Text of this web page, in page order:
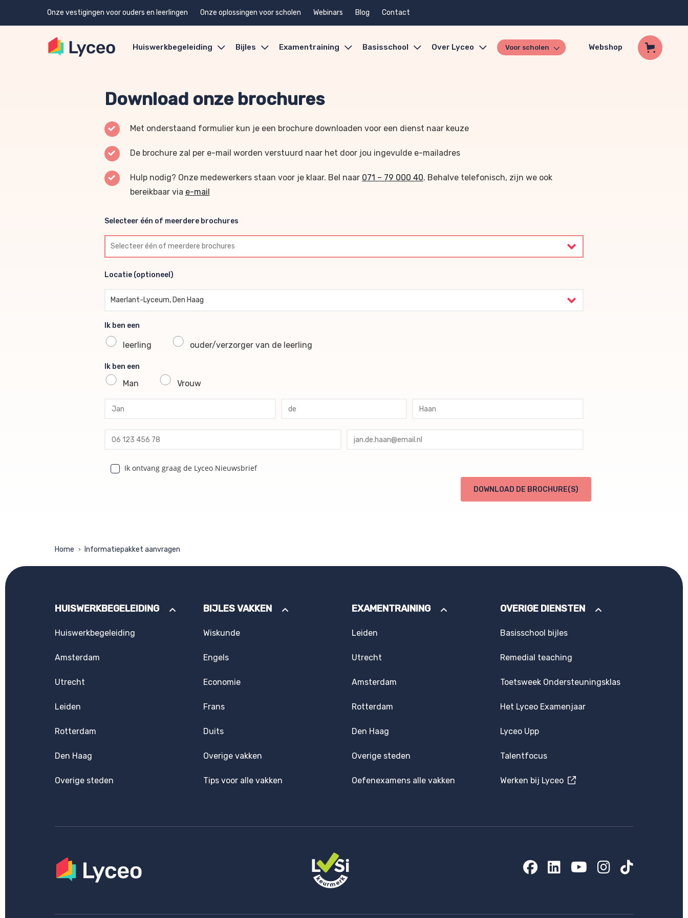
Onze vestigingen voor ouders en leerlingen Onze oplossingen voor scholen Webinars Blog Contact
Huiswerkbegeleiding Bijles Examentraining Basisschool Over Lyceo Voor scholen Webshop
Download onze brochures
Met onderstaand formulier kun je een brochure downloaden voor een dienst naar keuze
De brochure zal per e-mail worden verstuurd naar het door jou ingevulde e-mailadres
Hulp nodig? Onze medewerkers staan voor je klaar. Bel naar 071 – 79 000 40. Behalve telefonisch, zijn we ook
bereikbaar via e-mail
Selecteer één of meerdere brochures
Selecteer één of meerdere brochures
Locatie (optioneel)
Locatie (optioneel)
Maerlant-Lyceum, Den Haag
Ik ben een
leerling ouder/verzorger van de leerling
Ik ben een
Man Vrouw
profile voornaam
profile tussenvoegsel
profile achternaam
profile telefoon
profile email
Ik ontvang graag de Lyceo Nieuwsbrief
DOWNLOAD DE BROCHURE(S)
Home > Informatiepakket aanvragen
HUISWERKBEGELEIDING
Huiswerkbegeleiding
Amsterdam
Utrecht
Leiden
Rotterdam
Den Haag
Overige steden
BIJLES VAKKEN
Wiskunde
Engels
Economie
Frans
Duits
Overige vakken
Tips voor alle vakken
EXAMENTRAINING
Leiden
Utrecht
Amsterdam
Rotterdam
Den Haag
Overige steden
Oefenexamens alle vakken
OVERIGE DIENSTEN
Basisschool bijles
Remedial teaching
Toetsweek Ondersteuningsklas
Het Lyceo Examenjaar
Lyceo Upp
Talentfocus
Werken bij Lyceo
Facebook
LinkedIn
YouTube
Instagram
TikTok